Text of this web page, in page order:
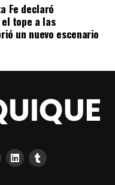
Fe declaró
tope a las
un nuevo escenario